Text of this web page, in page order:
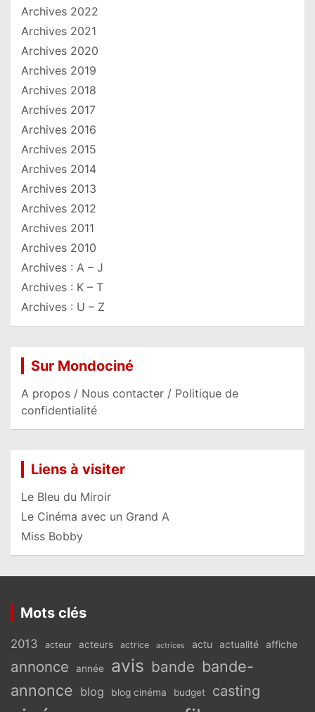
Archives 2022
Archives 2021
Archives 2020
Archives 2019
Archives 2018
Archives 2017
Archives 2016
Archives 2015
Archives 2014
Archives 2013
Archives 2012
Archives 2011
Archives 2010
Archives : A – J
Archives : K – T
Archives : U – Z
Sur Mondociné
A propos / Nous contacter / Politique de
confidentialité
Liens à visiter
Le Bleu du Miroir
Le Cinéma avec un Grand A
Miss Bobby
Mots clés
2013 acteur acteurs actrice actrices actu actualité affiche
annonce année avis bande bande-
annonce blog blog cinéma budget casting